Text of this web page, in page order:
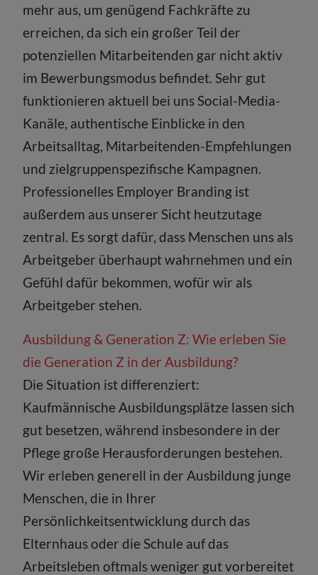
mehr aus, um genügend Fachkräfte zu
erreichen, da sich ein großer Teil der
potenziellen Mitarbeitenden gar nicht aktiv
im Bewerbungsmodus befindet. Sehr gut
funktionieren aktuell bei uns Social-Media-
Kanäle, authentische Einblicke in den
Arbeitsalltag, Mitarbeitenden-Empfehlungen
und zielgruppenspezifische Kampagnen.
Professionelles Employer Branding ist
außerdem aus unserer Sicht heutzutage
zentral. Es sorgt dafür, dass Menschen uns als
Arbeitgeber überhaupt wahrnehmen und ein
Gefühl dafür bekommen, wofür wir als
Arbeitgeber stehen.
Ausbildung & Generation Z: Wie erleben Sie
die Generation Z in der Ausbildung?
Die Situation ist differenziert:
Kaufmännische Ausbildungsplätze lassen sich
gut besetzen, während insbesondere in der
Pflege große Herausforderungen bestehen.
Wir erleben generell in der Ausbildung junge
Menschen, die in Ihrer
Persönlichkeitsentwicklung durch das
Elternhaus oder die Schule auf das
Arbeitsleben oftmals weniger gut vorbereitet